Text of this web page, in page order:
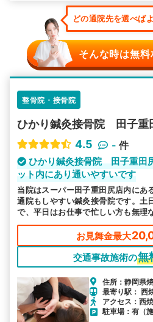
どの通院先を選べば
そんな時は無
整骨院・接骨院
ひかり鍼灸接骨院 田子重
4.5
- 件
ひかり鍼灸接骨院 田子重田
ット内にあり通いやすいです
当院はスーパー田子重田尻店内にあ
通院もしやすい鍼灸接骨院です。土
で、平日はお仕事で忙しい方も無理
通事故に関するお悩みは何でもご相
お見舞金最大
交通事故施術の無
住所：静岡県
最寄り駅： 西
アクセス：西
駐車場：有（